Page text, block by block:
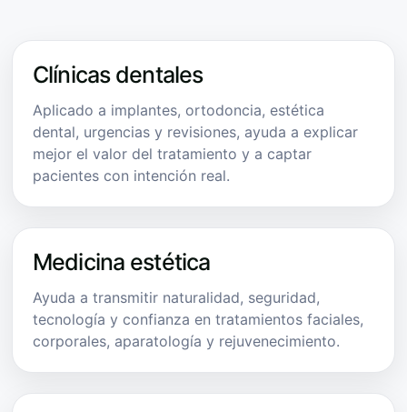
Clínicas dentales
Aplicado a implantes, ortodoncia, estética
dental, urgencias y revisiones, ayuda a explicar
mejor el valor del tratamiento y a captar
pacientes con intención real.
Medicina estética
Ayuda a transmitir naturalidad, seguridad,
tecnología y confianza en tratamientos faciales,
corporales, aparatología y rejuvenecimiento.